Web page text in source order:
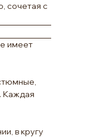
сочетая с
имеет
Каждая
в кругу